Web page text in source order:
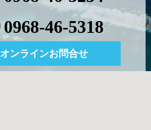
0968-46-5318
オンラインお問合せ